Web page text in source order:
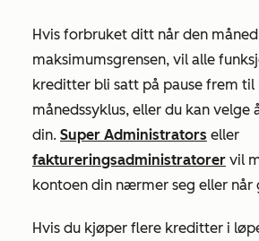
Hvis forbruket ditt når den
maksimumsgrensen, vil alle
kreditter bli satt på pause frem til
månedssyklus, eller du kan velge
din. Super Administrators eller
faktureringsadministratorer vil
kontoen din nærmer seg eller når
Hvis du kjøper flere kreditter i